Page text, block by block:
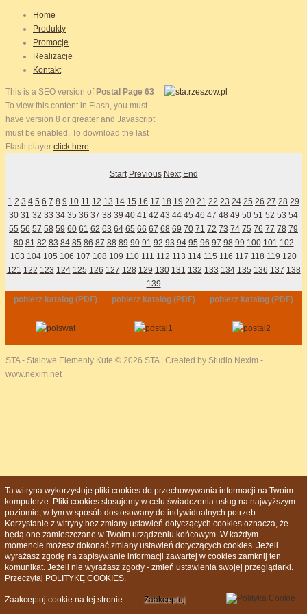
Home
Produkty
Promocje
Realizacje
Kontakt
This is a SEO version of Postal Page 63
To view this content in Flash, you must
have version 8 or greater and Javascript
must be enabled. To download the last
Flash player click here
Start Previous Next End
1 2 3 4 5 6 7 8 9 10 11 12 13 14 15 16 17 18 19 20 21 22 23 24 25 26 27 28 29
30 31 32 33 34 35 36 37 38 39 40 41 42 43 44 45 46 47 48 49 50 51 52 53 54
55 56 57 58 59 60 61 62 63 64 65 66 67 68 69 70 71 72 73 74 75 76 77 78 79
80 81 82 83 84 85 86 87 88 89 90 91 92 93 94 95 96 97 98 99 100 101 102
103 104 105 106 107 108 109 110 111 112 113 114 115 116 117 118 119 120
121 122 123 124 125 126 127 128 129 130 131 132 133 134 135 136 137 138
139
pobierz katalog (PDF)
pobierz katalog (PDF) pobierz katalog (PDF)
STA - Stalowe Elementy Kute © 2026 STA | Created by Studio Nexim -
www.nexim.net
Ta witryna wykorzystuje pliki cookies do przechowywania informacji na Twoim
komputerze. Pliki cookies stosujemy w celu świadczenia usług na najwyższym
poziomie, w tym w sposób dostosowany do indywidualnych potrzeb.
Korzystanie z witryny bez zmiany ustawień dotyczących cookies oznacza, że
będą one zamieszczane w Twoim urządzeniu końcowym. W każdym
momencie możesz dokonać zmiany ustawień dotyczących cookies. Jeżeli
wyrażasz zgodę na zapisywanie informacji zawartej w cookies zamknij ten
komunikat. Jeżeli nie wyrażasz zgody - zmień ustawienia swojej przeglądarki.
Przeczytaj POLITYKĘ COOKIES.
Zaakceptuj cookie na tej stronie. Zaakceptuj